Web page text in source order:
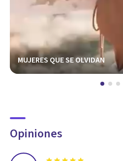
MUJERES QUE SE OLVIDAN
Opiniones